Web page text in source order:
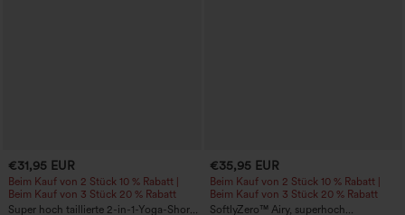
€31,95 EUR
Beim Kauf von 2 Stück 10 % Rabatt |
Beim Kauf von 3 Stück 20 % Rabatt
Super hoch taillierte 2-in-1-Yoga-Shorts
€35,95 EUR
Beim Kauf von 2 Stück 10 % Rabatt |
Beim Kauf von 3 Stück 20 % Rabatt
SoftlyZero™ Airy, superhoch